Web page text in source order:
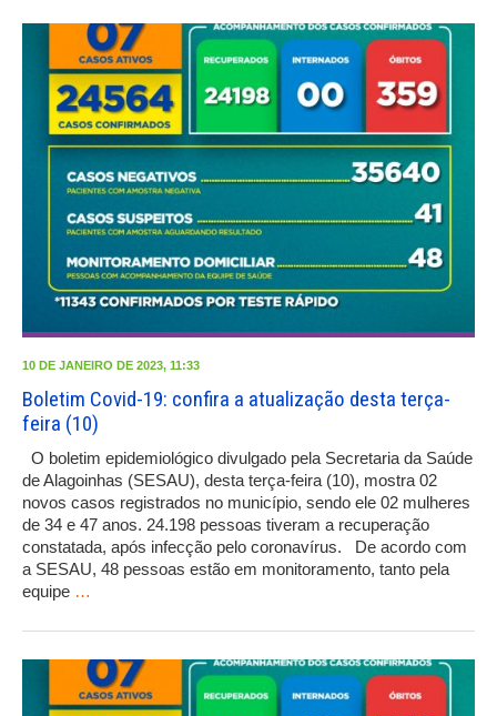
10 DE JANEIRO DE 2023, 11:33
Boletim Covid-19: confira a atualização desta terça-
feira (10)
O boletim epidemiológico divulgado pela Secretaria da Saúde
de Alagoinhas (SESAU), desta terça-feira (10), mostra 02
novos casos registrados no município, sendo ele 02 mulheres
de 34 e 47 anos. 24.198 pessoas tiveram a recuperação
constatada, após infecção pelo coronavírus. De acordo com
a SESAU, 48 pessoas estão em monitoramento, tanto pela
equipe …